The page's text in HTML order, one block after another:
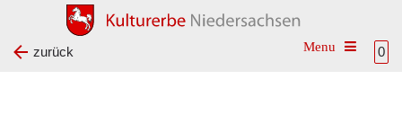
0
Toggle
zurück